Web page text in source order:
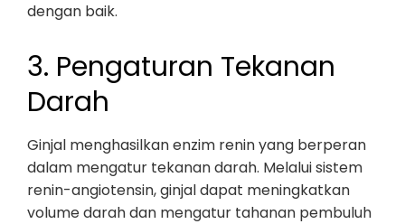
dengan baik.
3. Pengaturan Tekanan
Darah
Ginjal menghasilkan enzim renin yang berperan
dalam mengatur tekanan darah. Melalui sistem
renin-angiotensin, ginjal dapat meningkatkan
volume darah dan mengatur tahanan pembuluh